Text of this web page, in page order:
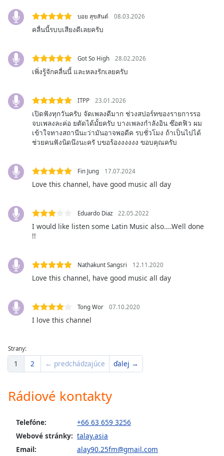
subtitles
settings
subtitles
off
selected
Audio
Track
Fullscreen
Beginning
window.
Escape
and
close
Text
Color
Opacity
Background
Color
บอย สุขสันต์ 08.03.2026
คลื่นนี้รบบเสียงดีเลยครับ
Got So High 28.02.2026
เพิ่งรู้จักคลื่นนี้ และหลงรักเลยครับ
ITPP 23.01.2026
เปิดฟังทุกวันครับ จัดเพลงดีมาก ช่วงสปอร์ทของรายการรอ
จบเพลงละค่อ ยตัดได้มั้ยครับ บางเพลงกำลังอิน ซ๊อตฟิว ผม
เข้าใจทางสถานีนะว่ามันอาจพอดีค รบชั่วโมง ถ้าเป็นไปได้
ช่วยคนฟังนิดนึงนะครั บขอร้องงงงงง ขอบคุณครับ
Fin Jung 17.07.2024
Love this channel, have good music all day
Eduardo Diaz 22.05.2022
I would like listen some Latin Music also....Well done
!!
Nathakunt Sangsri 12.11.2020
Love this channel, have good music all day
Tong Wor 07.10.2020
I love this channel
Strany:
1 2 ← predchádzajúce ďalej →
Rádiové kontakty
Telefóne:
+66 63 659 3256
Webové stránky: talay.asia
Email:
alay90.25fm@gmail.com